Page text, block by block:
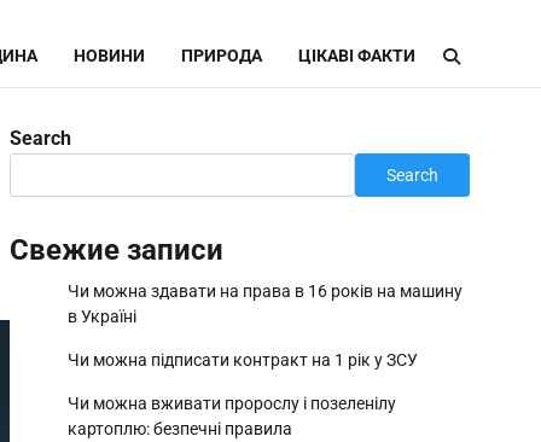
НОВИНИ ПРИРОДА ЦІКАВІ ФАКТИ
Search
Search
Свежие записи
Чи можна здавати на права в 16 років на машину
в Україні
Чи можна підписати контракт на 1 рік у ЗСУ
Чи можна вживати пророслу і позеленілу
картоплю: безпечні правила